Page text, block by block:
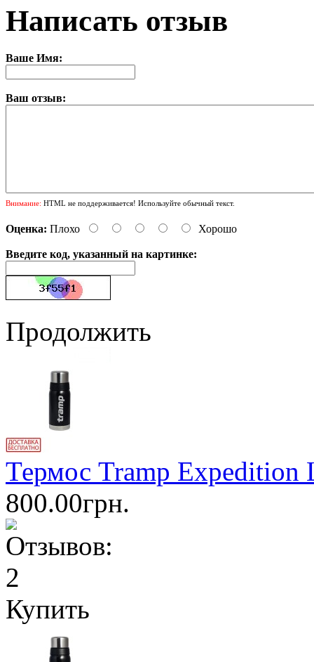
Написать отзыв
Ваше Имя:
Ваш отзыв:
Внимание: HTML не поддерживается! Используйте обычный текст.
Оценка: Плохо Хорошо
Введите код, указанный на картинке:
Продолжить
Термос Tramp Expedition
800.00грн.
Купить